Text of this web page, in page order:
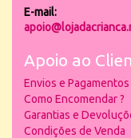
E-mail:
Apoio ao
Envios e Pagamentos
Como Encomendar ?
Garantias e
Condições de Venda